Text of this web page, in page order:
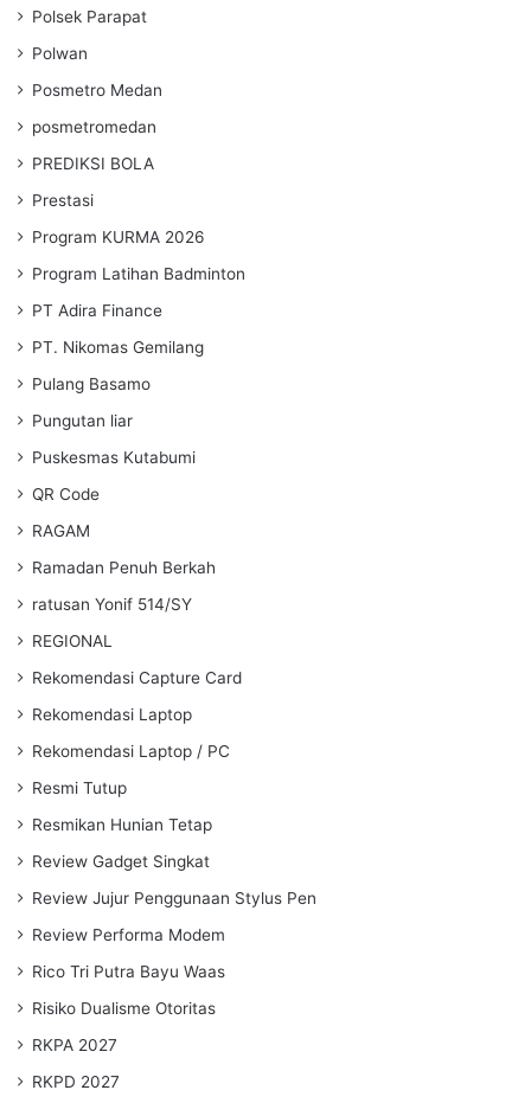
Polsek Parapat
Polwan
Posmetro Medan
posmetromedan
PREDIKSI BOLA
Prestasi
Program KURMA 2026
Program Latihan Badminton
PT Adira Finance
PT. Nikomas Gemilang
Pulang Basamo
Pungutan liar
Puskesmas Kutabumi
QR Code
RAGAM
Ramadan Penuh Berkah
ratusan Yonif 514/SY
REGIONAL
Rekomendasi Capture Card
Rekomendasi Laptop
Rekomendasi Laptop / PC
Resmi Tutup
Resmikan Hunian Tetap
Review Gadget Singkat
Review Jujur Penggunaan Stylus Pen
Review Performa Modem
Rico Tri Putra Bayu Waas
Risiko Dualisme Otoritas
RKPA 2027
RKPD 2027